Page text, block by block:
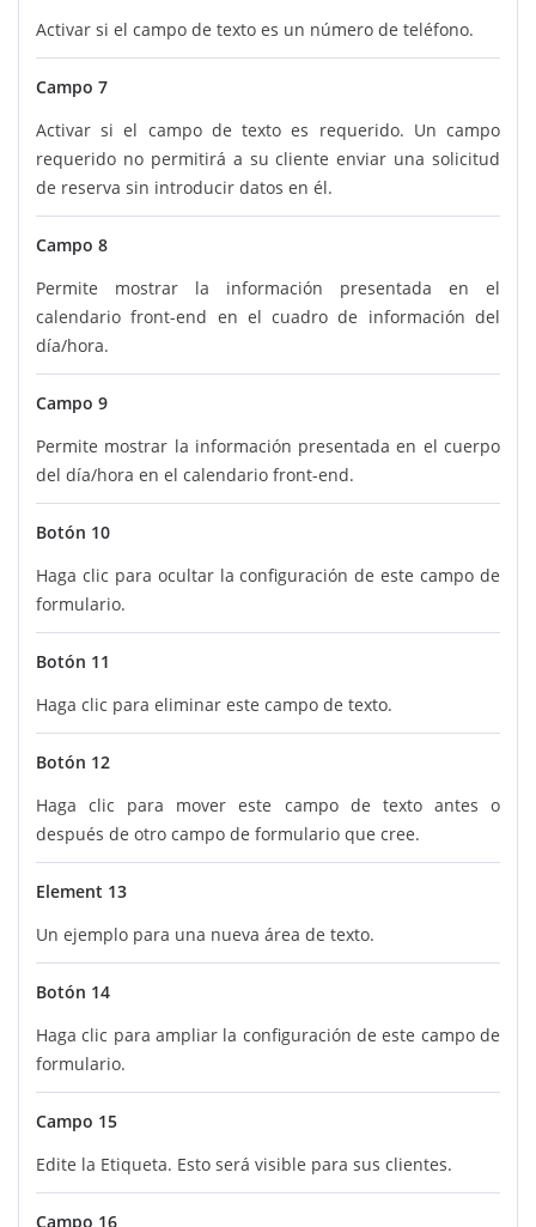
Activar si el campo de texto es un número de teléfono.
Campo 7
Activar si el campo de texto es requerido. Un campo
requerido no permitirá a su cliente enviar una solicitud
de reserva sin introducir datos en él.
Campo 8
Permite mostrar la información presentada en el
calendario front-end en el cuadro de información del
día/hora.
Campo 9
Permite mostrar la información presentada en el cuerpo
del día/hora en el calendario front-end.
Botón 10
Haga clic para ocultar la configuración de este campo de
formulario.
Botón 11
Haga clic para eliminar este campo de texto.
Botón 12
Haga clic para mover este campo de texto antes o
después de otro campo de formulario que cree.
Element 13
Un ejemplo para una nueva área de texto.
Botón 14
Haga clic para ampliar la configuración de este campo de
formulario.
Campo 15
Edite la Etiqueta. Esto será visible para sus clientes.
Campo 16